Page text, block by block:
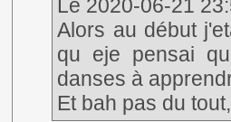
Le 2020-06-21
Alors au début
qu eje pensai
danses à
Et bah pas du